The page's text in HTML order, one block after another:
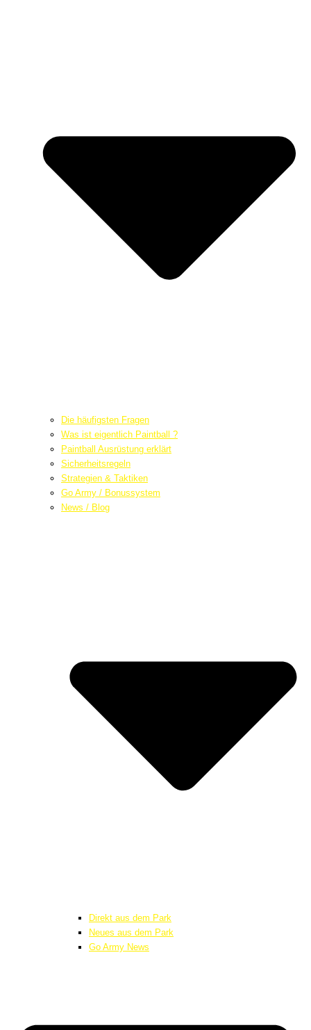
Die häufigsten Fragen
Was ist eigentlich Paintball ?
Paintball Ausrüstung erklärt
Sicherheitsregeln
Strategien & Taktiken
Go Army / Bonussystem
News / Blog
Direkt aus dem Park
Neues aus dem Park
Go Army News